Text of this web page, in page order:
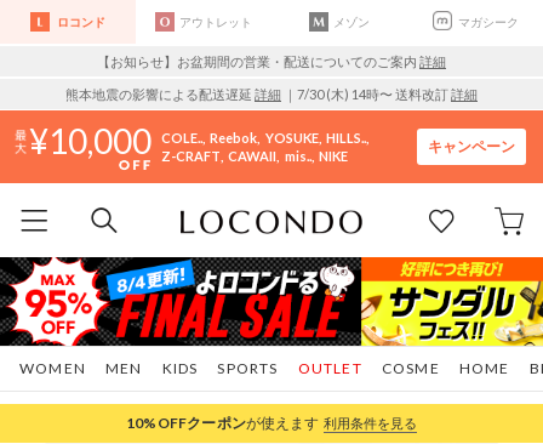
ロコンド アウトレット メゾン マガシーク
【お知らせ】お盆期間の営業・配送についてのご案内 詳細
熊本地震の影響による配送遅延 詳細 ｜7/30 (木) 14時〜 送料改訂詳細
10,000 COLE.. Reebok YOSUKE HILLS..
Z-CRAFT CAWAII mis.. NIKE
キャンペーン
WOMEN MEN KIDS SPORTS COSME HOME
OUTLET
10%OFFクーポンが使えます 利用条件を見る